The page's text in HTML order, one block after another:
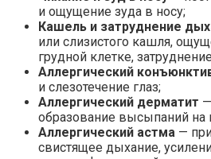
и ощущение зуда в носу;
Кашель и затруднение
или слизистого кашля,
грудной клетке,
Аллергический
и слезотечение глаз;
Аллергический дерматит
образование высыпаний на
Аллергический астма —
свистящее дыхание,